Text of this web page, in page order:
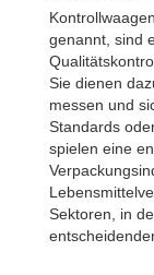
genannt, sind
Sie dienen
messen und
Standards
spielen eine
Sektoren, in